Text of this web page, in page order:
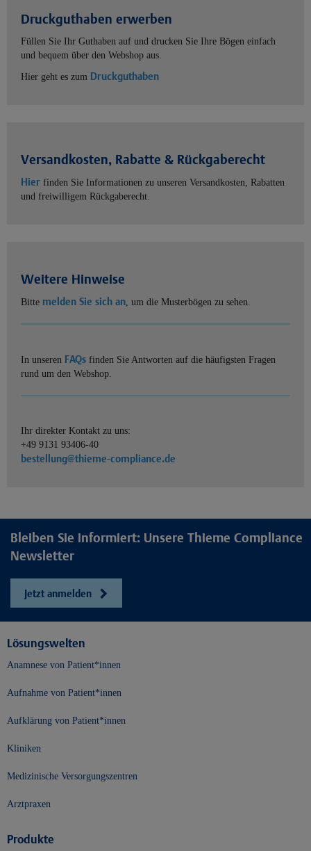
Druckguthaben erwerben
Füllen Sie Ihr Guthaben auf und drucken Sie Ihre Bögen einfach
und bequem über den Webshop aus.
Hier geht es zum Druckguthaben
Versandkosten, Rabatte & Rückgaberecht
Hier finden Sie Informationen zu unseren Versandkosten, Rabatten
und freiwilligem Rückgaberecht.
Weitere Hinweise
Bitte melden Sie sich an, um die Musterbögen zu sehen.
In unseren FAQs finden Sie Antworten auf die häufigsten Fragen
rund um den Webshop.
Ihr direkter Kontakt zu uns:
+49 9131 93406-40
bestellung@thieme-compliance.de
Bleiben Sie informiert: Unsere Thieme Compliance
Newsletter
Jetzt anmelden
Lösungswelten
Anamnese von Patient*innen
Aufnahme von Patient*innen
Aufklärung von Patient*innen
Kliniken
Medizinische Versorgungszentren
Arztpraxen
Produkte